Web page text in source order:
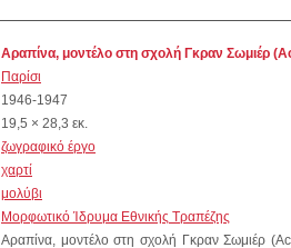
Αραπίνα, μοντέλο στη σχολή Γκραν Σωμιέρ
Παρίσι
1946-1947
19,5 × 28,3 εκ.
ζωγραφικό έργο
χαρτί
μολύβι
Μορφωτικό Ίδρυμα Εθνικής Τραπέζης
Αραπίνα, μοντέλο στη σχολή Γκραν Σωμιέρ